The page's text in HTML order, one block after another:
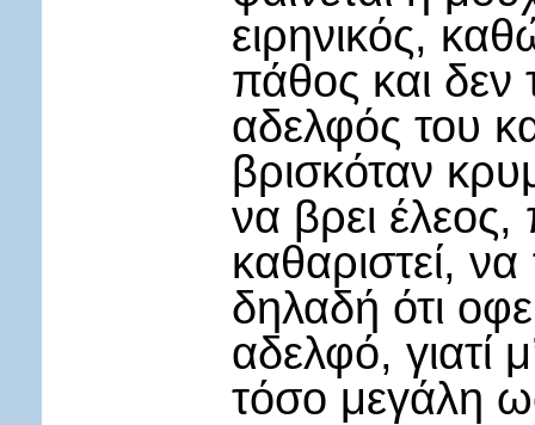
ειρηνικός,
πάθος και δεν
αδελφός του
βρισκόταν
να βρει έλεος,
καθαριστεί,
δηλαδή ότι
αδελφό, γιατί
τόσο μεγάλη